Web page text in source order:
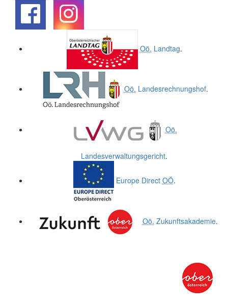
Oö. Landtag.
Oö. Landesrechnungshof.
Oö.
Landesverwaltungsgericht.
Europe Direct OÖ.
Oö. Zukunftsakademie.